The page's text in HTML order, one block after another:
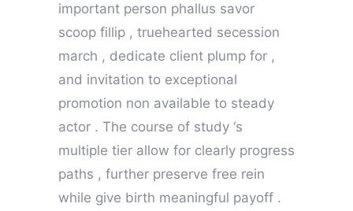
important person phallus savor
scoop fillip , truehearted secession
march , dedicate client plump for ,
and invitation to exceptional
promotion non available to steady
actor . The course of study ‘s
multiple tier allow for clearly progress
paths , further preserve free rein
while give birth meaningful payoff .